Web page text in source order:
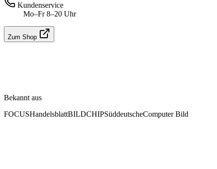
Kundenservice
Mo–Fr 8–20 Uhr
Zum Shop
Bekannt aus
FOCUSHandelsblattBILDCHIPSüddeutscheComputer Bild